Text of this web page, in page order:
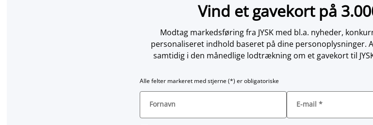
Vind et gavekort på
Modtag markedsføring fra JYSK med bl.a. nyheder,
personaliseret indhold baseret på dine personoplysninger.
samtidig i den månedlige lodtrækning om et gavekort til
Alle felter markeret med stjerne (*) er obligatoriske
Fornavn E-mail *